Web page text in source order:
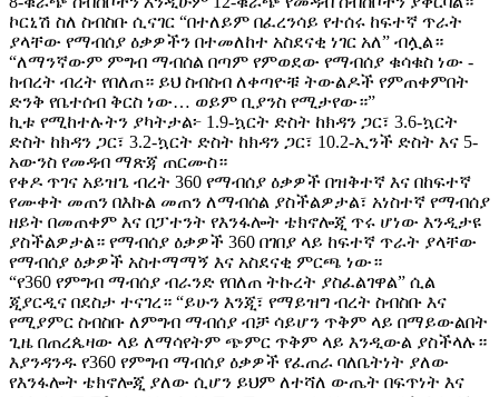
ኮርኒሽ ስለ ስብስቡ ሲናገር “በተለይም በፈረንሳይ የተሰሩ ከፍተኛ ጥራት
ያላቸው የማብሰያ ዕቃዎችን በተመለከተ አስደናቂ ነገር አለ” ብሏል።
“ለማንኛውም ምግብ ማብሰል በጣም የምወደው የማብሰያ ቁሳቁስ ነው -
ከብረት ብረት የበለጠ። ይህ ስብስብ ለቀጣዮቹ ትውልዶች የምጠቀምበት
ድንቅ የቤተሰብ ቅርስ ነው… ወይም ቢያንስ የሚታየው።”
ኪቱ የሚከተሉትን ያካትታል፦ 1.9-ኳርት ድስት ከክዳን ጋር፣ 3.6-ኳርት
ድስት ከክዳን ጋር፣ 3.2-ኳርት ድስት ከክዳን ጋር፣ 10.2-ኢንች ድስት እና 5-
አውንስ የመዳብ ማጽጃ ጠርሙስ።
የቀዶ ጥገና አይዝጌ ብረት 360 የማብሰያ ዕቃዎች በዝቅተኛ እና በከፍተኛ
የሙቀት መጠን በእኩል መጠን ለማብሰል ያስችልዎታል፣ አነስተኛ የማብሰያ
ዘይት በመጠቀም እና በፓተንት የእንፋሎት ቴክኖሎጂ ጥሩ ሆነው እንዲታዩ
ያስችልዎታል። የማብሰያ ዕቃዎች 360 በገበያ ላይ ከፍተኛ ጥራት ያላቸው
የማብሰያ ዕቃዎች አስተማማኝ እና አስደናቂ ምርጫ ነው።
“የ360 የምግብ ማብሰያ ብራንድ የበለጠ ትኩረት ያስፈልገዋል” ሲል
ጂያርዲና በደስታ ተናገረ። “ይሁን እንጂ፣ የማይዝግ ብረት ስብስቡ እና
የሚያምር ስብስቡ ለምግብ ማብሰያ ብቻ ሳይሆን ጥቅም ላይ በማይውልበት
ጊዜ በጠረጴዛው ላይ ለማሳየትም ጭምር ጥቅም ላይ እንዲውል ያስችላሉ።
እያንዳንዱ የ360 የምግብ ማብሰያ ዕቃዎች የፈጠራ ባለቤትነት ያለው
የእንፋሎት ቴክኖሎጂ ያለው ሲሆን ይህም ለተሻለ ውጤት በፍጥነት እና